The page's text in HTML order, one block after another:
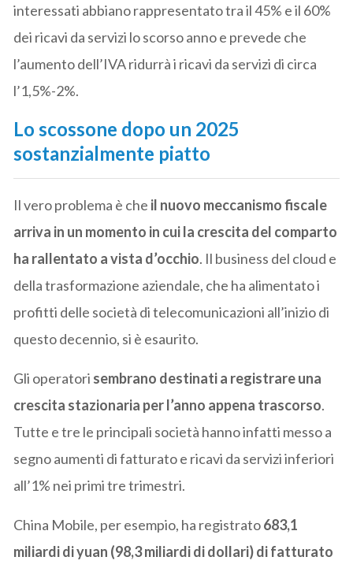
interessati abbiano rappresentato tra il 45% e il 60%
dei ricavi da servizi lo scorso anno e prevede che
l’aumento dell’IVA ridurrà i ricavi da servizi di circa
l’1,5%-2%.
Lo scossone dopo un 2025
sostanzialmente piatto
Il vero problema è che il nuovo meccanismo fiscale
arriva in un momento in cui la crescita del comparto
ha rallentato a vista d’occhio. Il business del cloud e
della trasformazione aziendale, che ha alimentato i
profitti delle società di telecomunicazioni all’inizio di
questo decennio, si è esaurito.
Gli operatori sembrano destinati a registrare una
crescita stazionaria per l’anno appena trascorso.
Tutte e tre le principali società hanno infatti messo a
segno aumenti di fatturato e ricavi da servizi inferiori
all’1% nei primi tre trimestri.
China Mobile, per esempio, ha registrato683,1
miliardi di yuan (98,3 miliardi di dollari) di fatturato